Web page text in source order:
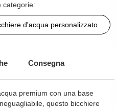
categorie:
d'acqua personalizzato
Consegna
premium con una base
questo bicchiere